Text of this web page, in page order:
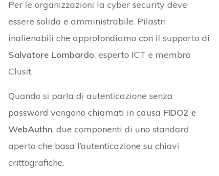
Per le organizzazioni la cyber security deve
essere solida e amministrabile. Pilastri
inalienabili che approfondiamo con il supporto di
Salvatore Lombardo, esperto ICT e membro
Clusit.
Quando si parla di autenticazione senza
password vengono chiamati in causa FIDO2 e
WebAuthn, due componenti di uno standard
aperto che basa l’autenticazione su chiavi
crittografiche.